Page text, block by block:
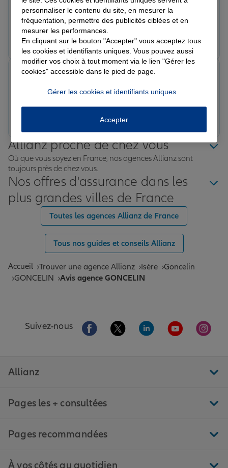
sommes contents d’être clients Allianz. Nous avons été
en contact avec Mme CLOAREC, très professionnelle.
Prendre un RDV Voir l'agence
Le 11/02/2026 - Agence GONCELIN
Claude J.
Prendre un RDV
Allianz proche de chez vous
Où que vous soyez en France, nos agences Allianz sont
toujours près de chez vous.
Nos offres d'assurance dans les
plus grandes villes de France
Toutes les agences Allianz de France
Tous nos guides et conseils Allianz
Accueil Trouver une agence Allianz Isère Goncelin
GONCELIN
Avis agence GONCELIN
Suivez-nous Aller sur la page Facebook de Allianz
Aller sur la page Twitter de
Aller sur la page
Aller sur la
Aller
Allianz
Pages les + consultées
Pages recommandées
personnaliser le contenu du site, en mesurer la
fréquentation, permettre des publicités ciblées et en
mesurer les performances.
En cliquant sur le bouton "Accepter" vous acceptez tous
les cookies et identifiants uniques. Vous pouvez aussi
modifier vos choix à tout moment via le lien "Gérer les
cookies" accessible dans le pied de page.
Gérer les cookies et identifiants uniques
Accepter